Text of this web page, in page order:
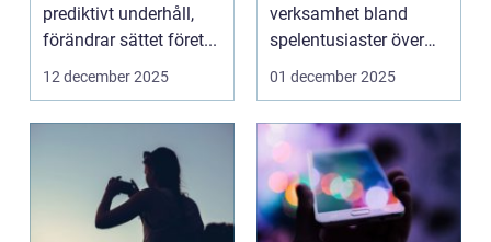
prediktivt underhåll,
förändrar sättet föret...
12 december 2025
verksamhet bland
spelentusiaster över
hela v...
01 december 2025